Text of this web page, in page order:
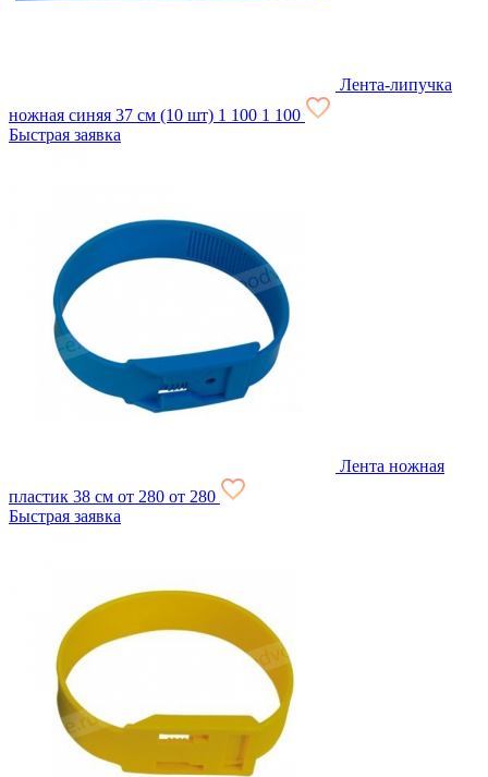
Лента-липучка
ножная синяя 37 см (10 шт) 1 100 1 100
Быстрая заявка
Лента ножная
пластик 38 см от 280 от 280
Быстрая заявка